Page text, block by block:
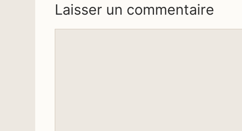
Laisser un commentaire